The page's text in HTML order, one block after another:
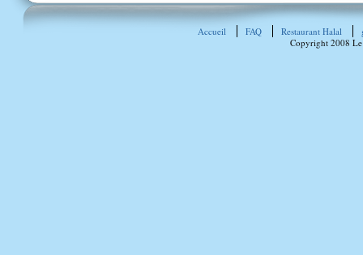
Accueil FAQ Restaurant Halal
Copyright 2008